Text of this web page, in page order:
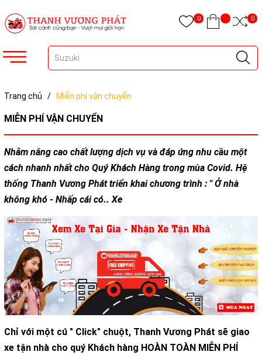
0 0
Trang chủ / Miễn phí vận chuyển
MIỄN PHÍ VẬN CHUYỂN
Nhằm nâng cao chất lượng dịch vụ và đáp ứng nhu cầu một
cách nhanh nhất cho Quý Khách Hàng trong mùa Covid. Hệ
thống Thanh Vương Phát triển khai chương trình : " Ở nhà
không khó - Nhấp cái có.. Xe
Chỉ với một cú " Click" chuột, Thanh Vương Phát sẽ giao
xe tận nhà cho quý Khách hàng HOÀN TOÀN MIỄN PHÍ